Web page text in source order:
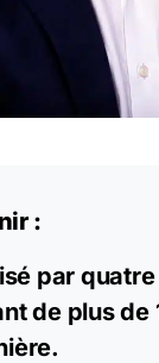
:
par
de plus